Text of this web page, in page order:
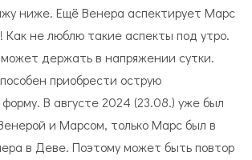
ниже. Ещё Венера аспектирует Марс
Как не люблю такие аспекты под утро.
держать в напряжении сутки.
приобрести острую
В августе 2024 (23.08.) уже был
и Марсом, только Марс был в
в Деве. Поэтому может быть повтор